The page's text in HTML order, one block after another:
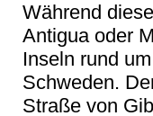
Während
Antigua oder
Inseln rund
Schweden.
Straße von